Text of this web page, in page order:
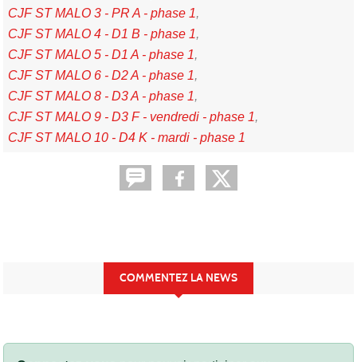
CJF ST MALO 3 - PR A - phase 1
CJF ST MALO 4 - D1 B - phase 1
CJF ST MALO 5 - D1 A - phase 1
CJF ST MALO 6 - D2 A - phase 1
CJF ST MALO 8 - D3 A - phase 1
CJF ST MALO 9 - D3 F - vendredi - phase 1
CJF ST MALO 10 - D4 K - mardi - phase 1
COMMENTEZ LA NEWS